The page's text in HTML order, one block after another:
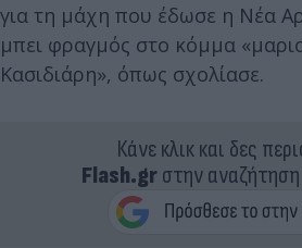
για τη μάχη που έδωσε η Νέα
μπει φραγμός στο κόμμα
Κασιδιάρη», όπως σχολίασε.
Κάνε κλικ και δες
Flash.grστην